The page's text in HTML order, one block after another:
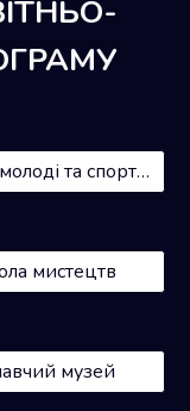
Рецензія. Департамент культури, молоді та спорту Волинської обласної державної адміністрації
мистецтв
музей